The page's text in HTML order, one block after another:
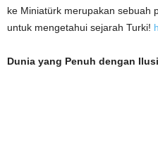
ke Miniatürk merupakan sebuah
untuk mengetahui sejarah Turki!
Dunia yang Penuh dengan